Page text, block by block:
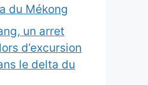
du Mékong
un arret
d’excursion
le delta du